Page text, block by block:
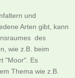
und
Arten gibt, kann
des
wie z.B. beim
"Moor". Es
Thema wie z.B.